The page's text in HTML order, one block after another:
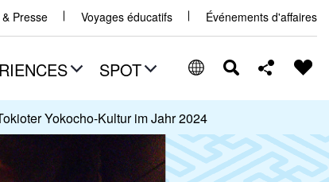
Presse Voyages éducatifs Événements d'affaires
SPOT
Yokocho-Kultur im Jahr 2024